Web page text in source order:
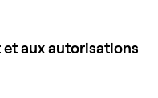
aux autorisations